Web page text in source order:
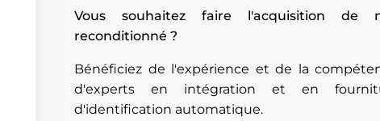
Vous souhaitez faire l'acquisition de
reconditionné ?
Bénéficiez de l'expérience et de la
d'experts en intégration et en
d'identification automatique.